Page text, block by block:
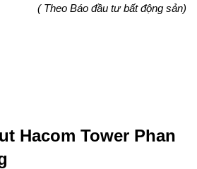
( Theo Báo đầu tư bất động sản)
Hacom Tower Phan